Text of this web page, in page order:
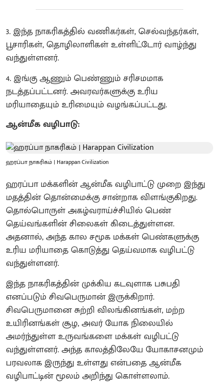
3. இந்த நாகரிகத்தில் வணிகர்கள், செல்வந்தர்கள்,
பூசாரிகள், தொழிலாளிகள் உள்ளிட்டோர் வாழ்ந்து
வந்துள்ளனர்.
​4. இங்கு ஆணும் பெண்ணும் சரிசமமாக
நடத்தப்பட்டனர். அவரவர்களுக்கு உரிய
மரியாதையும் உரிமையும் வழங்கப்பட்டது.
ஆன்மீக வழிபாடு:
ஹரப்பா நாகரிகம் | Harappan Civilization
ஹரப்பா மக்களின் ஆன்மீக வழிபாட்டு முறை இந்து
மதத்தின் தொன்மைக்கு சான்றாக விளங்குகிறது.
தொல்பொருள் அகழ்வராய்ச்சியில் பெண்
தெய்வங்களின் சிலைகள் கிடைத்துள்ளன.
அதனால், அந்த கால சமூக மக்கள் பெண்களுக்கு
உரிய மரியாதை கொடுத்து தெய்வமாக வழிபட்டு
வந்துள்ளனர்.
இந்த நாகரிகத்தின் முக்கிய கடவுளாக பசுபதி
எனப்படும் சிவபெருமான் இருக்கிறார்.
சிவபெருமானை சுற்றி விலங்கினங்கள், மற்ற
உயிரினங்கள் சூழ, அவர் யோக நிலையில்
அமர்ந்துள்ள உருவங்களை மக்கள் வழிபட்டு
வந்துள்ளனர். அந்த காலத்திலேயே யோகாசனமும்
பரவலாக இருந்து உள்ளது என்பதை ஆன்மீக
வழிபாட்டின் மூலம் அறிந்து கொள்ளலாம்.